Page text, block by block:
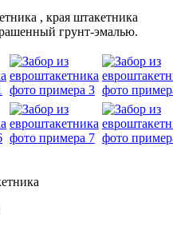
, края штакетника
грунт-эмалью.